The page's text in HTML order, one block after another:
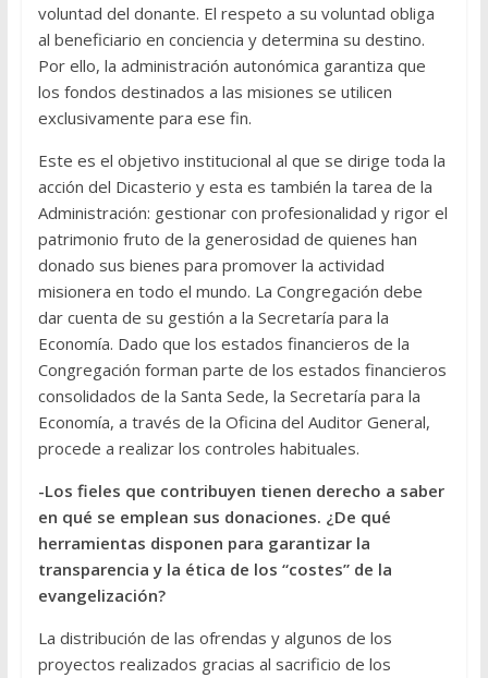
voluntad del donante. El respeto a su voluntad obliga
al beneficiario en conciencia y determina su destino.
Por ello, la administración autonómica garantiza que
los fondos destinados a las misiones se utilicen
exclusivamente para ese fin.
Este es el objetivo institucional al que se dirige toda la
acción del Dicasterio y esta es también la tarea de la
Administración: gestionar con profesionalidad y rigor el
patrimonio fruto de la generosidad de quienes han
donado sus bienes para promover la actividad
misionera en todo el mundo. La Congregación debe
dar cuenta de su gestión a la Secretaría para la
Economía. Dado que los estados financieros de la
Congregación forman parte de los estados financieros
consolidados de la Santa Sede, la Secretaría para la
Economía, a través de la Oficina del Auditor General,
procede a realizar los controles habituales.
-Los fieles que contribuyen tienen derecho a saber
en qué se emplean sus donaciones. ¿De qué
herramientas disponen para garantizar la
transparencia y la ética de los “costes” de la
evangelización?
La distribución de las ofrendas y algunos de los
proyectos realizados gracias al sacrificio de los